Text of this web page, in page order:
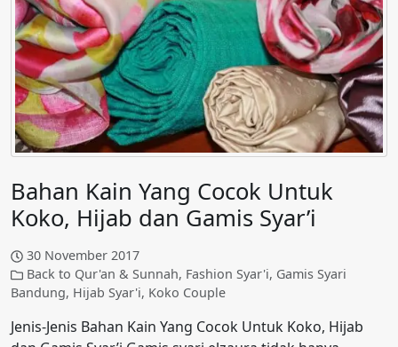
Bahan Kain Yang Cocok Untuk
Koko, Hijab dan Gamis Syar’i
30 November 2017
Back to Qur'an & Sunnah, Fashion Syar'i, Gamis Syari
Bandung, Hijab Syar'i, Koko Couple
Jenis-Jenis Bahan Kain Yang Cocok Untuk Koko, Hijab